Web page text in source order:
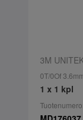
3M
0T/0Of
1 x 1 kpl
Tuotenumero: